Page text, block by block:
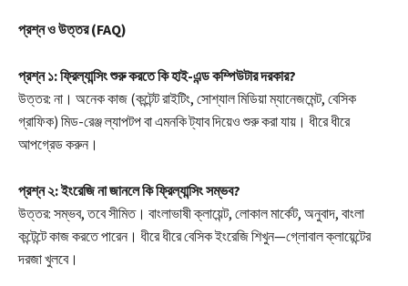
প্রশ্ন ও উত্তর (FAQ)
প্রশ্ন ১: ফ্রিল্যান্সিং শুরু করতে কি হাই-এন্ড কম্পিউটার দরকার?
উত্তর: না। অনেক কাজ (কন্টেন্ট রাইটিং, সোশ্যাল মিডিয়া ম্যানেজমেন্ট, বেসিক
গ্রাফিক) মিড-রেঞ্জ ল্যাপটপ বা এমনকি ট্যাব দিয়েও শুরু করা যায়। ধীরে ধীরে
আপগ্রেড করুন।
প্রশ্ন ২: ইংরেজি না জানলে কি ফ্রিল্যান্সিং সম্ভব?
উত্তর: সম্ভব, তবে সীমিত। বাংলাভাষী ক্লায়েন্ট, লোকাল মার্কেট, অনুবাদ, বাংলা
কন্টেন্টে কাজ করতে পারেন। ধীরে ধীরে বেসিক ইংরেজি শিখুন—গ্লোবাল ক্লায়েন্টের
দরজা খুলবে।